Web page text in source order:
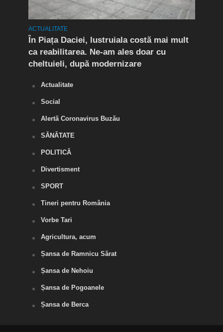
ACTUALITATE
În Piața Daciei, lustruiala costă mai mult
ca reabilitarea. Ne-am ales doar cu
cheltuieli, după modernizare
Actualitate
Social
Alertă Coronavirus Buzău
SĂNĂTATE
POLITICĂ
Divertisment
SPORT
Tineri pentru România
Vorbe Tari
Agricultura, acum
Șansa de Ramnicu Sărat
Șansa de Nehoiu
Șansa de Pogoanele
Șansa de Berca